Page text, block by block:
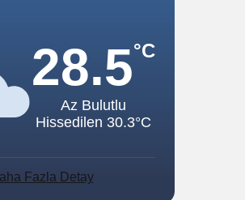
28.5°C
Az Bulutlu
Hissedilen 30.3°C
Fazla Detay